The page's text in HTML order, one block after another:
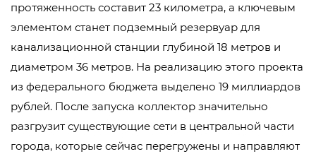
протяженность составит 23 километра, а ключевым
элементом станет подземный резервуар для
канализационной станции глубиной 18 метров и
диаметром 36 метров. На реализацию этого проекта
из федерального бюджета выделено 19 миллиардов
рублей. После запуска коллектор значительно
разгрузит существующие сети в центральной части
города, которые сейчас перегружены и направляют